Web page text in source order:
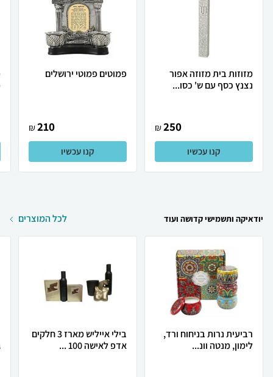
מזוזות בית מזוזה אפור
נצנץ כסף עם ש' כסו...
250
₪
קנו עכשיו
פמוטים פמוטי ירושלים
210
₪
קנו עכשיו
יודאיקה ותשמישי קדושה ועוד לכל המוצרים
רביעית נרות בניחוח ורד,
לימון, מנטה וונ...
בילי אייליש מארז 3 חלקים
אדפ לאישה 100 ...